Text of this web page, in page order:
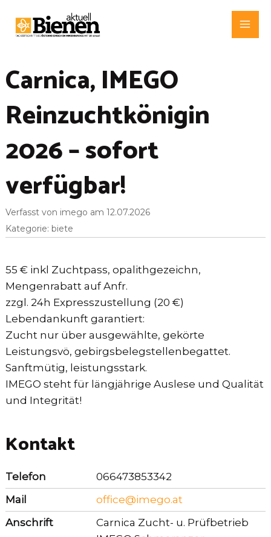
Inhalt
springen
Carnica, IMEGO
Reinzuchtkönigin
2026 – sofort
verfügbar!
Verfasst von imego am 12.07.2026
Kategorie: biete
55 € inkl Zuchtpass, opalithgezeichn,
Mengenrabatt auf Anfr.
zzgl. 24h Expresszustellung (20 €)
Lebendankunft garantiert:
Zucht nur über ausgewählte, gekörte
Leistungsvö, gebirgsbelegstellenbegattet.
Sanftmütig, leistungsstark.
IMEGO steht für längjährige Auslese und Qualität
und Integrität!
Kontakt
Telefon
066473853342
Mail
office@imego.at
Anschrift
Carnica Zucht- u. Prüfbetrieb